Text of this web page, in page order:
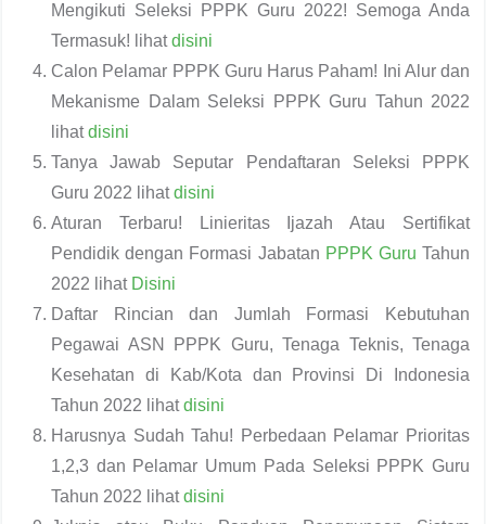
Mengikuti Seleksi PPPK Guru 2022! Semoga Anda
Termasuk! lihatdisini
Calon Pelamar PPPK Guru Harus Paham! Ini Alur dan
Mekanisme Dalam Seleksi PPPK Guru Tahun 2022
lihatdisini
Tanya Jawab Seputar Pendaftaran Seleksi PPPK
Guru 2022 lihatdisini
Aturan Terbaru! Linieritas Ijazah Atau Sertifikat
Pendidik dengan Formasi Jabatan PPPK Guru Tahun
2022 lihat Disini
Daftar Rincian dan Jumlah Formasi Kebutuhan
Pegawai ASN PPPK Guru, Tenaga Teknis, Tenaga
Kesehatan di Kab/Kota dan Provinsi Di Indonesia
Tahun 2022 lihatdisini
Harusnya Sudah Tahu! Perbedaan Pelamar Prioritas
1,2,3 dan Pelamar Umum Pada Seleksi PPPK Guru
Tahun 2022 lihatdisini